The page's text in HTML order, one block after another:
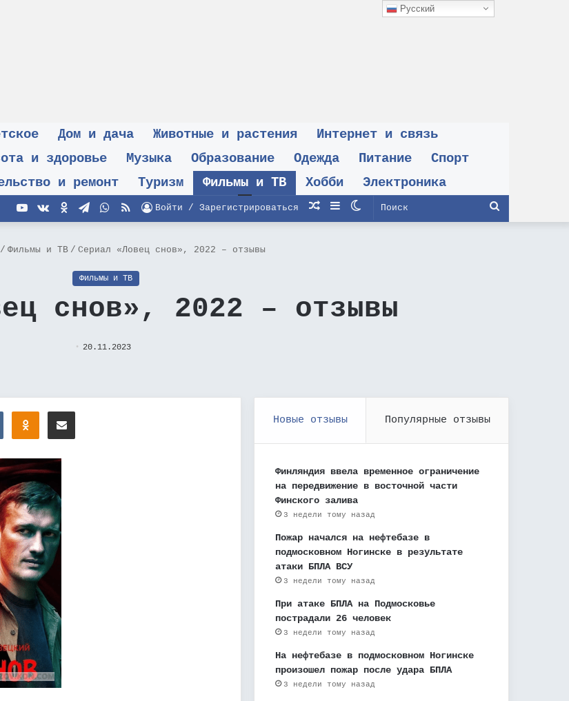
Дом и дача Животные и растения
Интернет и связь
и здоровье Музыка Образование Одежда Питание
Спорт
и ремонт Туризм Фильмы и ТВ Хобби Электроника
Поиск
Switch
Sidebar
Случайная
Войти / Зарегистрироваться
RSS
WhatsApp
Telegram
Одноклассники
vk.com
YouTube
/ Фильмы и ТВ / Сериал «Ловец снов», 2022 – отзывы
Фильмы и ТВ
снов», 2022 – отзывы
20.11.2023
ВконтактеОдноклассники
Поделиться через электронную почту
Новые отзывы Популярные отзывы
Финляндия ввела временное ограничение
на передвижение в восточной части
Финского залива
3 недели тому назад
Пожар начался на нефтебазе в
подмосковном Ногинске в результате
атаки БПЛА ВСУ
3 недели тому назад
При атаке БПЛА на Подмосковье
пострадали 26 человек
3 недели тому назад
На нефтебазе в подмосковном Ногинске
произошел пожар после удара БПЛА
3 недели тому назад
Русский